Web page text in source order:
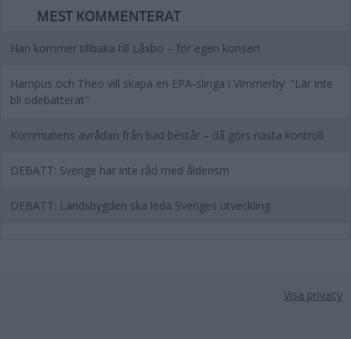
MEST KOMMENTERAT
Han kommer tillbaka till Låxbo – för egen konsert
Hampus och Theo vill skapa en EPA-slinga i Vimmerby: "Lär inte
bli odebatterat"
Kommunens avrådan från bad består – då görs nästa kontroll
DEBATT: Sverige har inte råd med ålderism
DEBATT: Landsbygden ska leda Sveriges utveckling
Visa privacy